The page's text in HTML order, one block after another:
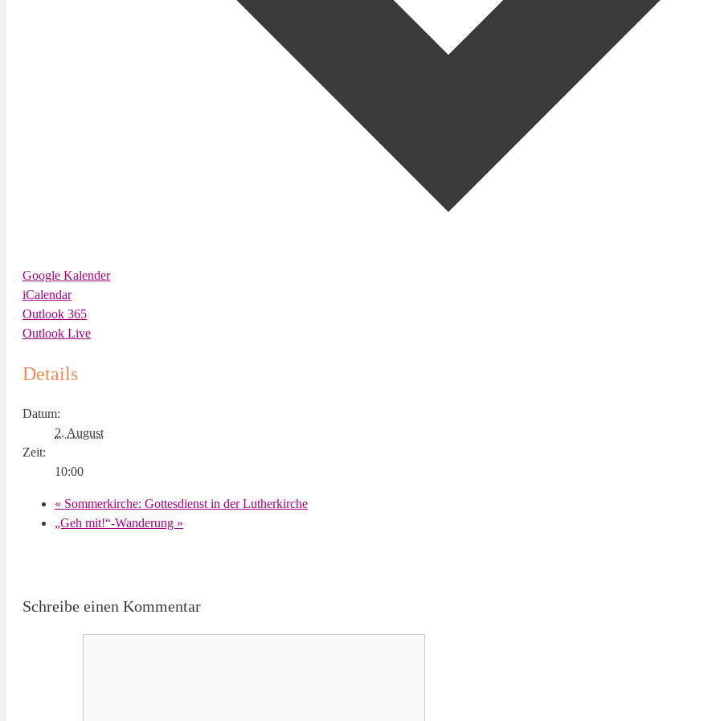
Google Kalender
iCalendar
Outlook 365
Outlook Live
Details
Datum:
2. August
Zeit:
10:00
« Sommerkirche: Gottesdienst in der Lutherkirche
„Geh mit!“-Wanderung »
Schreibe einen Kommentar